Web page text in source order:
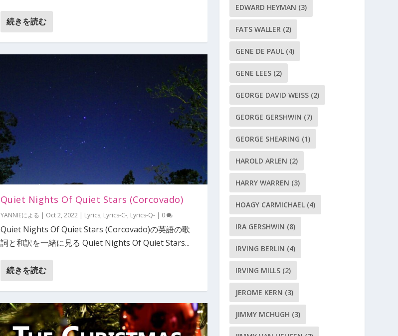
続きを読む
Quiet Nights Of Quiet Stars (Corcovado)
YANNIEによる | Oct 2, 2022| Lyrics, Lyrics-C-, Lyrics-Q-| 0
Quiet Nights Of Quiet Stars (Corcovado)の英語の歌
詞と和訳を一緒に見る Quiet Nights Of Quiet Stars...
続きを読む
EDWARD HEYMAN (3)
FATS WALLER (2)
GENE DE PAUL (4)
GENE LEES (2)
GEORGE DAVID WEISS (2)
GEORGE GERSHWIN (7)
GEORGE SHEARING (1)
HAROLD ARLEN (2)
HARRY WARREN (3)
HOAGY CARMICHAEL (4)
IRA GERSHWIN (8)
IRVING BERLIN (4)
IRVING MILLS (2)
JEROME KERN (3)
JIMMY MCHUGH (3)